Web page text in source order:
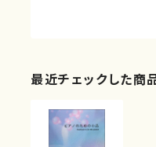
最近チェックした商